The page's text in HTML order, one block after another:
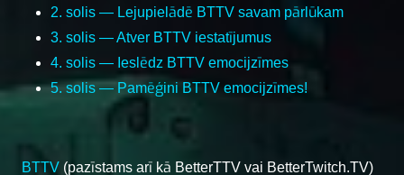
2. solis — Lejupielādē BTTV savam pārlūkam
3. solis — Atver BTTV iestatījumus
4. solis — Ieslēdz BTTV emocijzīmes
5. solis — Pamēģini BTTV emocijzīmes!
BTTV (pazīstams arī kā BetterTTV vai BetterTwitch.TV)